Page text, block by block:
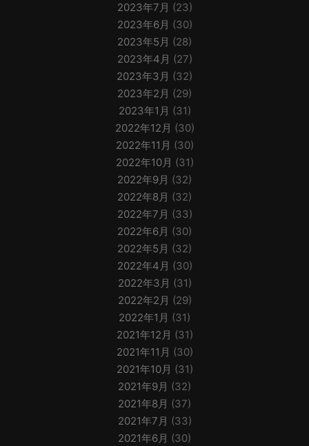
2023年7月 (23)
2023年6月 (30)
2023年5月 (28)
2023年4月 (27)
2023年3月 (32)
2023年2月 (29)
2023年1月 (31)
2022年12月 (30)
2022年11月 (30)
2022年10月 (31)
2022年9月 (32)
2022年8月 (32)
2022年7月 (33)
2022年6月 (30)
2022年5月 (32)
2022年4月 (30)
2022年3月 (31)
2022年2月 (29)
2022年1月 (31)
2021年12月 (31)
2021年11月 (30)
2021年10月 (31)
2021年9月 (32)
2021年8月 (37)
2021年7月 (33)
2021年6月 (30)